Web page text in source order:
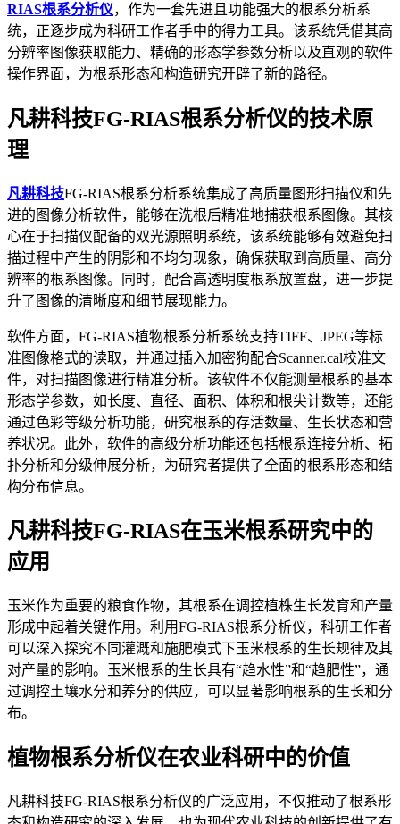
RIAS根系分析仪，作为一套先进且功能强大的根系分析系
统，正逐步成为科研工作者手中的得力工具。该系统凭借其高
分辨率图像获取能力、精确的形态学参数分析以及直观的软件
操作界面，为根系形态和构造研究开辟了新的路径。
凡耕科技FG-RIAS根系分析仪的技术原
理
凡耕科技FG-RIAS根系分析系统集成了高质量图形扫描仪和先
进的图像分析软件，能够在洗根后精准地捕获根系图像。其核
心在于扫描仪配备的双光源照明系统，该系统能够有效避免扫
描过程中产生的阴影和不均匀现象，确保获取到高质量、高分
辨率的根系图像。同时，配合高透明度根系放置盘，进一步提
升了图像的清晰度和细节展现能力。
软件方面，FG-RIAS植物根系分析系统支持TIFF、JPEG等标
准图像格式的读取，并通过插入加密狗配合Scanner.cal校准文
件，对扫描图像进行精准分析。该软件不仅能测量根系的基本
形态学参数，如长度、直径、面积、体积和根尖计数等，还能
通过色彩等级分析功能，研究根系的存活数量、生长状态和营
养状况。此外，软件的高级分析功能还包括根系连接分析、拓
扑分析和分级伸展分析，为研究者提供了全面的根系形态和结
构分布信息。
凡耕科技FG-RIAS在玉米根系研究中的
应用
玉米作为重要的粮食作物，其根系在调控植株生长发育和产量
形成中起着关键作用。利用FG-RIAS根系分析仪，科研工作者
可以深入探究不同灌溉和施肥模式下玉米根系的生长规律及其
对产量的影响。玉米根系的生长具有“趋水性”和“趋肥性”，通
过调控土壤水分和养分的供应，可以显著影响根系的生长和分
布。
植物根系分析仪在农业科研中的价值
凡耕科技FG-RIAS根系分析仪的广泛应用，不仅推动了根系形